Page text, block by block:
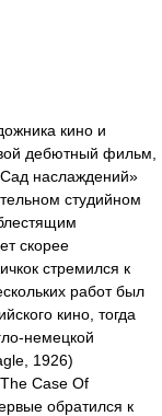
кино и
дебютный фильм,
наслаждений»
студийном
скорее
стремился к
работ был
кино, тогда
немецкой
1926)
Case Of
обратился к